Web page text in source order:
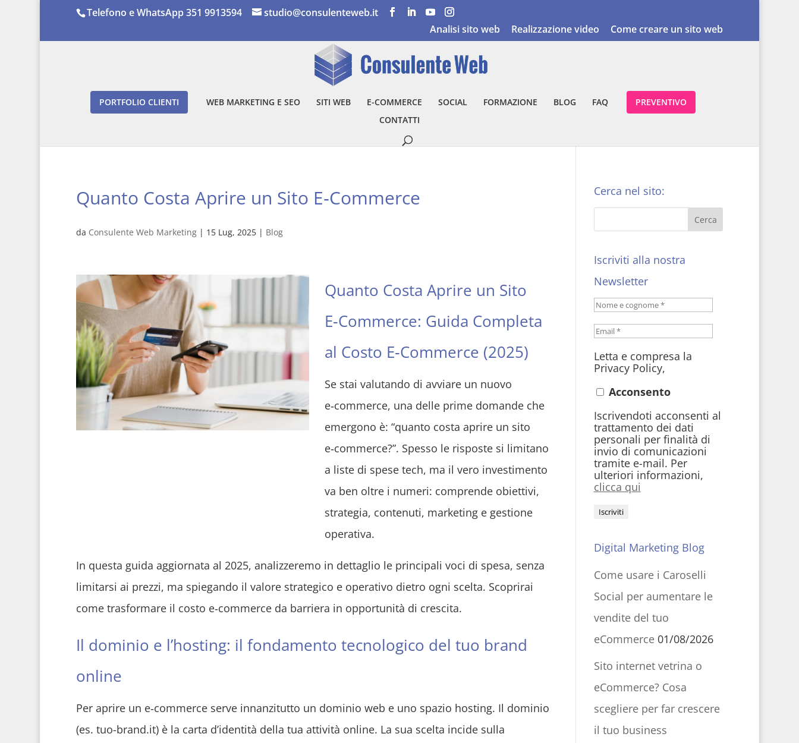
Telefono e WhatsApp 351 9913594
studio@consulenteweb.it
Analisi sito web
Realizzazione video Come creare un sito web
PORTFOLIO CLIENTI WEB MARKETING E SEO SITI WEB E-COMMERCE SOCIAL FORMAZIONE BLOG FAQ
PREVENTIVO
CONTATTI
Quanto Costa Aprire un Sito E‑Commerce
da Consulente Web Marketing| 15 Lug, 2025| Blog
Quanto Costa Aprire un Sito
E‑Commerce: Guida Completa
al Costo E‑Commerce (2025)
Se stai valutando di avviare un nuovo
e‑commerce, una delle prime domande che
emergono è: “quanto costa aprire un sito
e‑commerce?”. Spesso le risposte si limitano
a liste di spese tech, ma il vero investimento
va ben oltre i numeri: comprende obiettivi,
strategia, contenuti, marketing e gestione
operativa.
In questa guida aggiornata al 2025, analizzeremo in dettaglio le principali voci di spesa, senza
limitarsi ai prezzi, ma spiegando il valore strategico e operativo dietro ogni scelta. Scoprirai
come trasformare il costo e‑commerce da barriera in opportunità di crescita.
Il dominio e l’hosting: il fondamento tecnologico del tuo brand
online
Per aprire un e‑commerce serve innanzitutto un dominio web e uno spazio hosting. Il dominio
(es. tuo-brand.it) è la carta d’identità della tua attività online. La sua scelta incide sulla
Cerca nel sito:
Iscriviti alla nostra
Newsletter
Letta e compresa la
Privacy Policy,
Acconsento
Iscrivendoti acconsenti al
trattamento dei dati
personali per finalità di
invio di comunicazioni
tramite e-mail. Per
ulteriori informazioni,
clicca qui
Digital Marketing Blog
Come usare i Caroselli
Social per aumentare le
vendite del tuo
eCommerce 01/08/2026
Sito internet vetrina o
eCommerce? Cosa
scegliere per far crescere
il tuo business